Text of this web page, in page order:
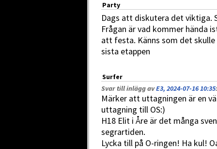
Party
Dags att diskutera det viktiga.
Frågan är vad kommer hända
att festa. Känns som det
sista etappen
Surfer
Svar till inlägg avE3, 2024-07-16 10:35:
Märker att uttagningen är en
uttagning till OS:)
H18 Elit i Åre är det många
segrartiden.
Lycka till på O-ringen! Ha kul!